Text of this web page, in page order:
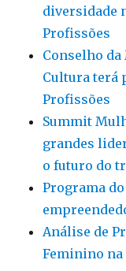
diversidade
Profissões
Conselho
Cultura terá
Profissões
Summit
grandes
o futuro do
Programa
Análise de
Feminino na